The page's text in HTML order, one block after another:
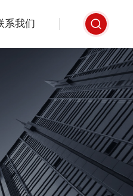
系我们